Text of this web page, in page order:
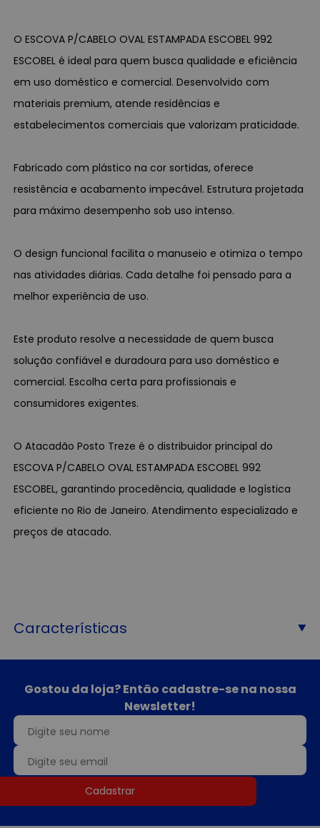
O ESCOVA P/CABELO OVAL ESTAMPADA ESCOBEL 992
ESCOBEL é ideal para quem busca qualidade e eficiência
em uso doméstico e comercial. Desenvolvido com
materiais premium, atende residências e
estabelecimentos comerciais que valorizam praticidade.
Fabricado com plástico na cor sortidas, oferece
resistência e acabamento impecável. Estrutura projetada
para máximo desempenho sob uso intenso.
O design funcional facilita o manuseio e otimiza o tempo
nas atividades diárias. Cada detalhe foi pensado para a
melhor experiência de uso.
Este produto resolve a necessidade de quem busca
solução confiável e duradoura para uso doméstico e
comercial. Escolha certa para profissionais e
consumidores exigentes.
O Atacadão Posto Treze é o distribuidor principal do
ESCOVA P/CABELO OVAL ESTAMPADA ESCOBEL 992
ESCOBEL, garantindo procedência, qualidade e logística
eficiente no Rio de Janeiro. Atendimento especializado e
preços de atacado.
Características
Gostou da loja? Então cadastre-se na nossa
Newsletter!
Cadastrar